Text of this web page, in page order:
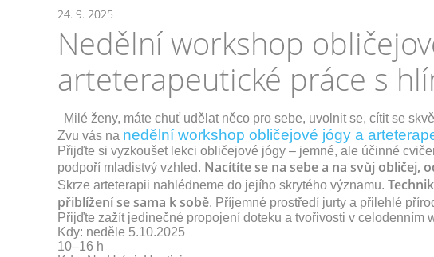
24. 9. 2025
Nedělní workshop
arteterapeutické práce s
Milé ženy, máte chuť udělat něco pro sebe, uvolnit se, cítit se
Zvu vás na nedělní workshop obličejové jógy a
Přijďte si vyzkoušet lekci obličejové jógy – jemné, ale účinné
podpoří mladistvý vzhled. Nacítíte se na sebe a na svůj obličej,
Skrze arteterapii nahlédneme do jejího skrytého významu.
přiblížení se sama k sobě. Příjemné prostředí jurty a přilehlé
Přijďte zažít jedinečné propojení doteku a tvořivosti v celodenním
Kdy: neděle 5.10.2025
10–16 h